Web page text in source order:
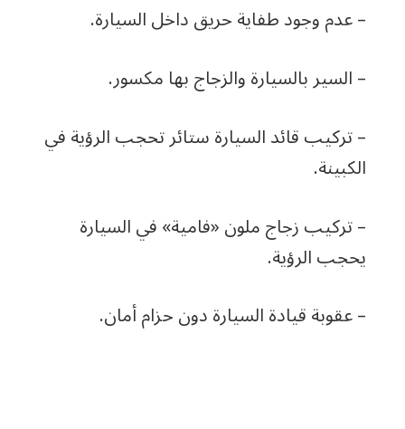
– عدم وجود طفاية حريق داخل السيارة.
– السير بالسيارة والزجاج بها مكسور.
– تركيب قائد السيارة ستائر تحجب الرؤية في
الكبينة.
– تركيب زجاج ملون «فامية» في السيارة
يحجب الرؤية.
– عقوبة قيادة السيارة دون حزام أمان.